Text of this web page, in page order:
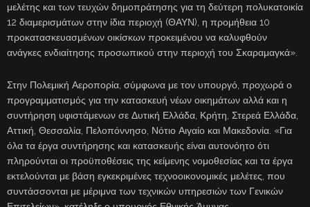
μελέτης και των τευχών δημοπράτησης για τη δεύτερη πολυκατοικία
12 διαμερισμάτων στην ίδια περιοχή (ΘΑΥΝ), η προμήθεια 10
προκατασκευασμένων οικίσκων προκειμένου να καλυφθούν
ανάγκες ενδιαίτησης προσωπικού στην περιοχή του Σκαραμαγκά».
Στην Πολεμική Αεροπορία, σύμφωνα με τον υπουργό, προχωρά ο
προγραμματισμός για την κατασκευή νέων οικημάτων αλλά και η
συντήρηση υφιστάμενων σε Δυτική Ελλάδα, Κρήτη, Στερεά Ελλάδα,
Αττική, Θεσσαλία, Πελοπόννησο, Νότιο Αιγαίο και Μακεδονία. «Για
όλα τα έργα συντήρησης και κατασκευής είναι αυτονόητο ότι
πληρούνται οι προϋποθέσεις της κείμενης νομοθεσίας και τα έργα
εκτελούνται με βάση εγκεκριμένες τεχνοοικονομικές μελέτες, που
συντάσσονται με μέριμνα των τεχνικών υπηρεσιών των Γενικών